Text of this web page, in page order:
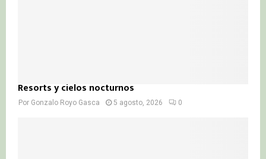
Resorts y cielos nocturnos
Por Gonzalo Royo Gasca 5 agosto, 2026 0